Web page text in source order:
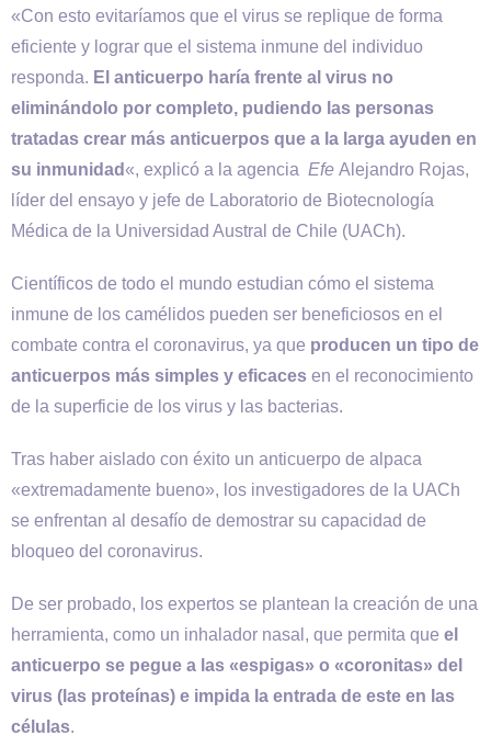
«Con esto evitaríamos que el virus se replique de forma
eficiente y lograr que el sistema inmune del individuo
responda. El anticuerpo haría frente al virus no
eliminándolo por completo, pudiendo las personas
tratadas crear más anticuerpos que a la larga ayuden en
su inmunidad«, explicó a la agencia Efe Alejandro Rojas,
líder del ensayo y jefe de Laboratorio de Biotecnología
Médica de la Universidad Austral de Chile (UACh).
Científicos de todo el mundo estudian cómo el sistema
inmune de los camélidos pueden ser beneficiosos en el
combate contra el coronavirus, ya que producen un tipo de
anticuerpos más simples y eficaces en el reconocimiento
de la superficie de los virus y las bacterias.
Tras haber aislado con éxito un anticuerpo de alpaca
«extremadamente bueno», los investigadores de la UACh
se enfrentan al desafío de demostrar su capacidad de
bloqueo del coronavirus.
De ser probado, los expertos se plantean la creación de una
herramienta, como un inhalador nasal, que permita que el
anticuerpo se pegue a las «espigas» o «coronitas» del
virus (las proteínas) e impida la entrada de este en las
células.